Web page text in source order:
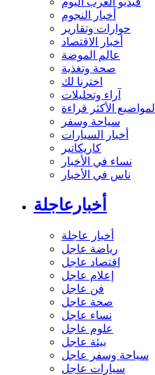
أخبار النجوم
حوارات وتقارير
أخبار الاقتصاد
عالم الموضة
صحة وتغذية
اخترنا لك
آراء وتحليلات
المواضيع الأكثر قراءة
سياحة وسفر
أخبار السيارات
كاريكاتير
نساء في الأخبار
ناس في الأخبار
أخبارعاجلة
أخبار عاجلة
رياضة عاجل
اقتصاد عاجل
إعلام عاجل
فن عاجل
صحة عاجل
نساء عاجل
علوم عاجل
بيئة عاجل
سياحة وسفر عاجل
سيارات عاجل